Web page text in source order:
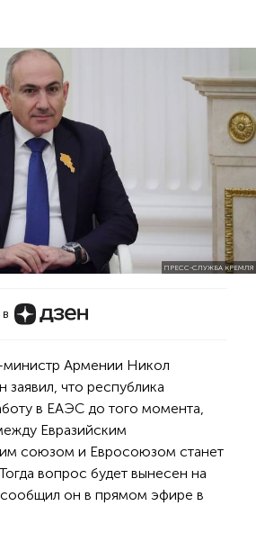
ПРЕСС-СЛУЖБА КРЕМЛЯ
Армении Никол
заявил, что республика
в ЕАЭС до того момента,
Евразийским
союзом и Евросоюзом станет
вопрос будет вынесен на
он в прямом эфире в